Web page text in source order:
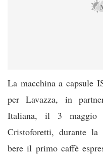
La macchina a capsule
per Lavazza, in
Italiana, il 3 maggio
Cristoforetti, durante
bere il primo caffè